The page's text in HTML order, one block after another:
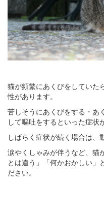
猫が頻繁にあくびをしていた
性があります。
苦しそうにあくびをする・あ
して嘔吐をするといった症状
しばらく症状が続く場合は、
涙やくしゃみが伴うなど、猫
とは違う」「何かおかしい」
ださい。